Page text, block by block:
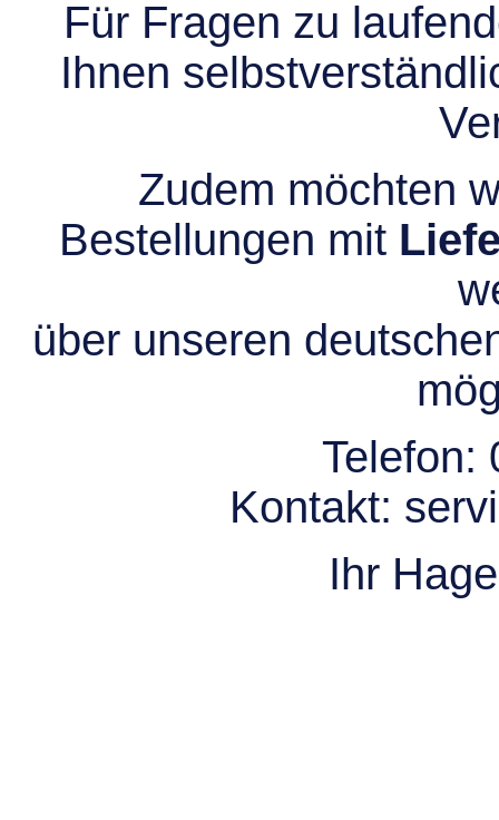
Für Fragen zu
Ihnen
Zudem möchten
Bestellungen mit
über unseren
Telefon:
Kontakt:
Ihr